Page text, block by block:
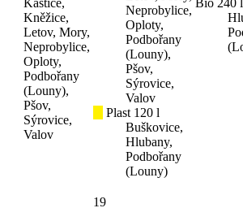
Kněžice,
Letov, Mory,
Neprobylice,
Oploty,
Podbořany
(Louny),
Pšov,
Sýrovice,
Valov
Neprobylice,
Oploty,
Podbořany
(Louny),
Pšov,
Sýrovice,
Valov
Plast 120 l
Buškovice,
Hlubany,
Podbořany
(Louny)
19